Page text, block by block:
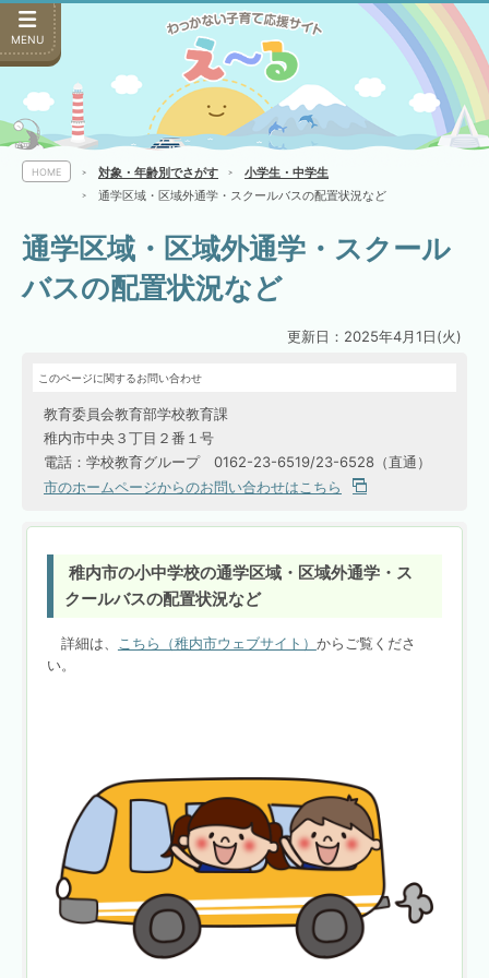
MENU
HOME 対象・年齢別でさがす
小学生・中学生
通学区域・区域外通学・スクールバスの配置状況など
通学区域・区域外通学・スクール
バスの配置状況など
更新日：2025年4月1日(火)
このページに関するお問い合わせ
教育委員会教育部学校教育課
稚内市中央３丁目２番１号
電話：学校教育グループ 0162-23-6519/23-6528（直通）
市のホームページからのお問い合わせはこちら
稚内市の小中学校の通学区域・区域外通学・ス
クールバスの配置状況など
詳細は、 こちら（稚内市ウェブサイト） からご覧くださ
い。